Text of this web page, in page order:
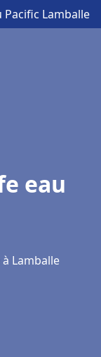
Lamballe
eau
Lamballe